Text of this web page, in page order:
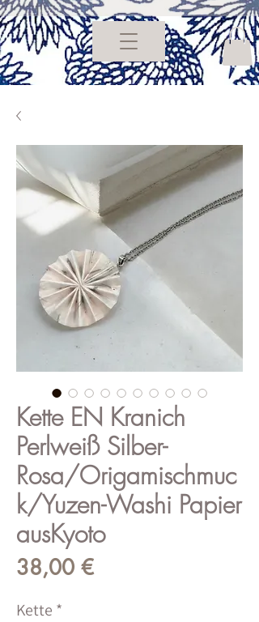
Kette EN Kranich
Perlweiß Silber-
Rosa/Origamischmuc
k/Yuzen-Washi Papier
ausKyoto
38,00 €Preis
Kette *